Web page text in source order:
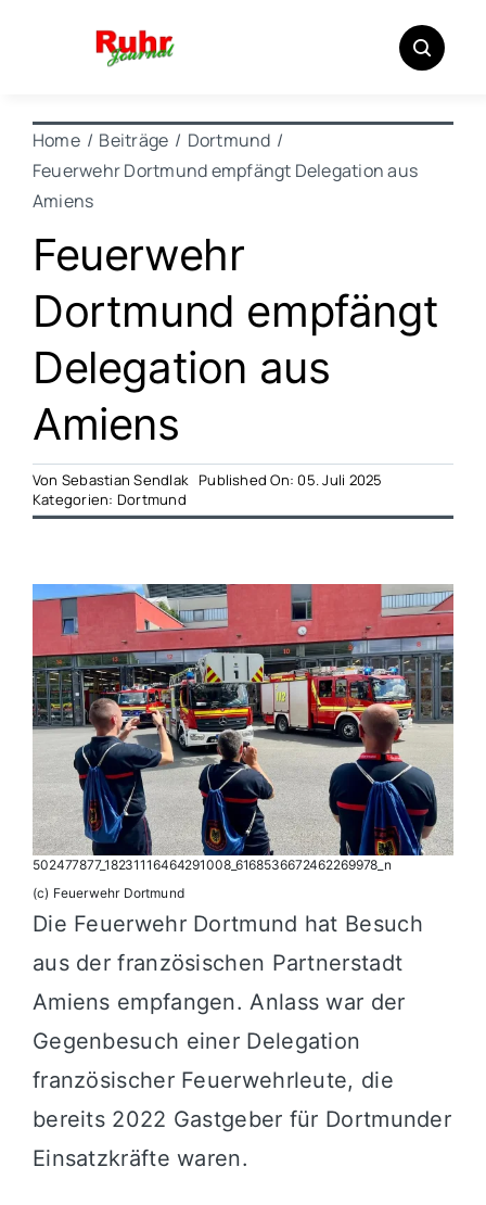
Home Beiträge
Dortmund
Feuerwehr Dortmund empfängt Delegation aus
Amiens
Feuerwehr
Dortmund empfängt
Delegation aus
Amiens
Von Sebastian Sendlak Published On: 05. Juli 2025
Kategorien: Dortmund
502477877_18231116464291008_6168536672462269978_n
(c) Feuerwehr Dortmund
Die Feuerwehr Dortmund hat Besuch
aus der französischen Partnerstadt
Amiens empfangen. Anlass war der
Gegenbesuch einer Delegation
französischer Feuerwehrleute, die
bereits 2022 Gastgeber für Dortmunder
Einsatzkräfte waren.